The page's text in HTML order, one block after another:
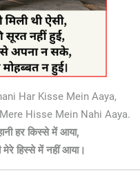
Har Kisse Mein Aaya,
Hisse Mein Nahi Aaya.
हर किस्से में आया,
मेरे हिस्से में नहीं आया।